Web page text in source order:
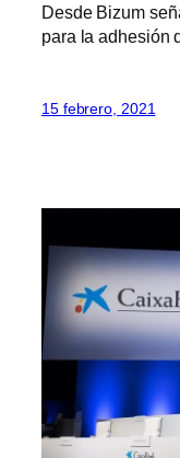
Desde Bizum
para la adhesión
15 febrero, 2021